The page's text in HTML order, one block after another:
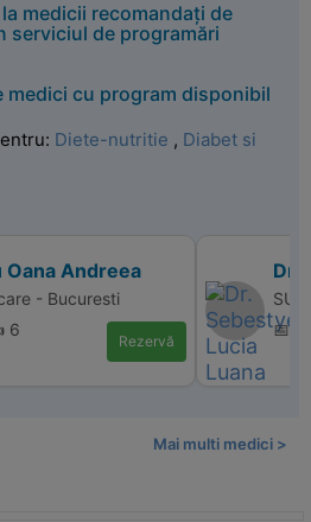
medicii recomandați de
serviciul de programări
medici cu program disponibil
Diete-nutritie , Diabet si
Oana Andreea
- Bucuresti
6
Rezervă
Dr.
📅
Mai multi medici >